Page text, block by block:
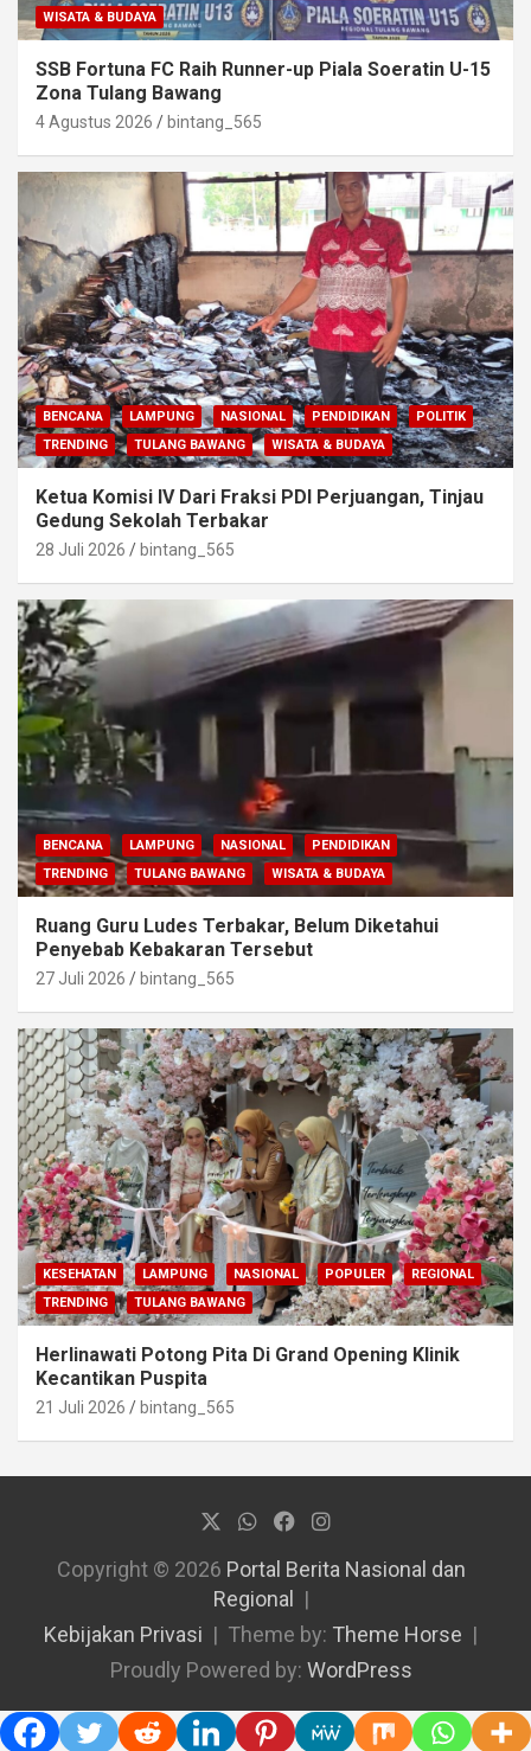
WISATA & BUDAYA
SSB Fortuna FC Raih Runner-up Piala Soeratin U-15
Zona Tulang Bawang
4 Agustus 2026 bintang_565
BENCANA LAMPUNG NASIONAL PENDIDIKAN
POLITIK
TRENDING
TULANG BAWANG WISATA & BUDAYA
Ketua Komisi IV Dari Fraksi PDI Perjuangan, Tinjau
Gedung Sekolah Terbakar
28 Juli 2026 bintang_565
BENCANA LAMPUNG NASIONAL
PENDIDIKAN
TRENDING
TULANG BAWANG WISATA & BUDAYA
Ruang Guru Ludes Terbakar, Belum Diketahui
Penyebab Kebakaran Tersebut
27 Juli 2026 bintang_565
KESEHATAN LAMPUNG NASIONAL POPULER
REGIONAL
TRENDING
TULANG BAWANG
Herlinawati Potong Pita Di Grand Opening Klinik
Kecantikan Puspita
21 Juli 2026 bintang_565
Copyright © 2026 Portal Berita Nasional dan
Regional
Kebijakan Privasi
Theme by: Theme Horse
Proudly Powered by: WordPress